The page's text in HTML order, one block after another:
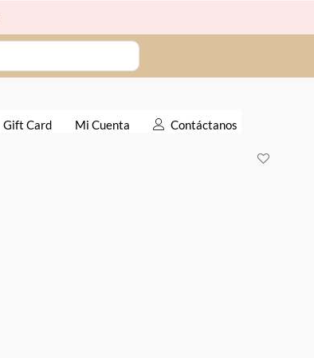
Gift Card Mi Cuenta Contáctanos